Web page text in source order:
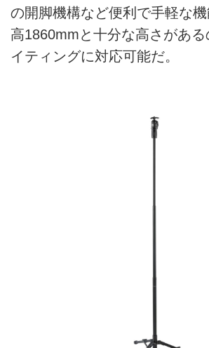
の開脚機構など便利で手軽な
高1860mmと十分な高さがあ
イティングに対応可能だ。